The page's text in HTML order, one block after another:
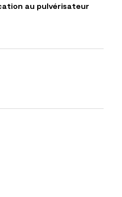
au pulvérisateur